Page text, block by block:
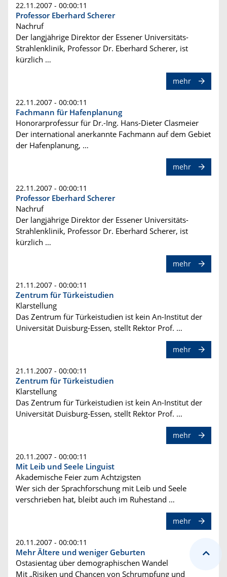
22.11.2007 - 00:00:11
Professor Eberhard Scherer
Nachruf
Der langjährige Direktor der Essener Universitäts-
Strahlenklinik, Professor Dr. Eberhard Scherer, ist
kürzlich …
mehr
22.11.2007 - 00:00:11
Fachmann für Hafenplanung
Honorarprofessur für Dr.-Ing. Hans-Dieter Clasmeier
Der international anerkannte Fachmann auf dem Gebiet
der Hafenplanung, …
mehr
22.11.2007 - 00:00:11
Professor Eberhard Scherer
Nachruf
Der langjährige Direktor der Essener Universitäts-
Strahlenklinik, Professor Dr. Eberhard Scherer, ist
kürzlich …
mehr
21.11.2007 - 00:00:11
Zentrum für Türkeistudien
Klarstellung
Das Zentrum für Türkeistudien ist kein An-Institut der
Universität Duisburg-Essen, stellt Rektor Prof. …
mehr
21.11.2007 - 00:00:11
Zentrum für Türkeistudien
Klarstellung
Das Zentrum für Türkeistudien ist kein An-Institut der
Universität Duisburg-Essen, stellt Rektor Prof. …
mehr
20.11.2007 - 00:00:11
Mit Leib und Seele Linguist
Akademische Feier zum Achtzigsten
Wer sich der Sprachforschung mit Leib und Seele
verschrieben hat, bleibt auch im Ruhestand …
mehr
20.11.2007 - 00:00:11
Mehr Ältere und weniger Geburten
Ostasientag über demographischen Wandel
Mit „Risiken und Chancen von Schrumpfung und